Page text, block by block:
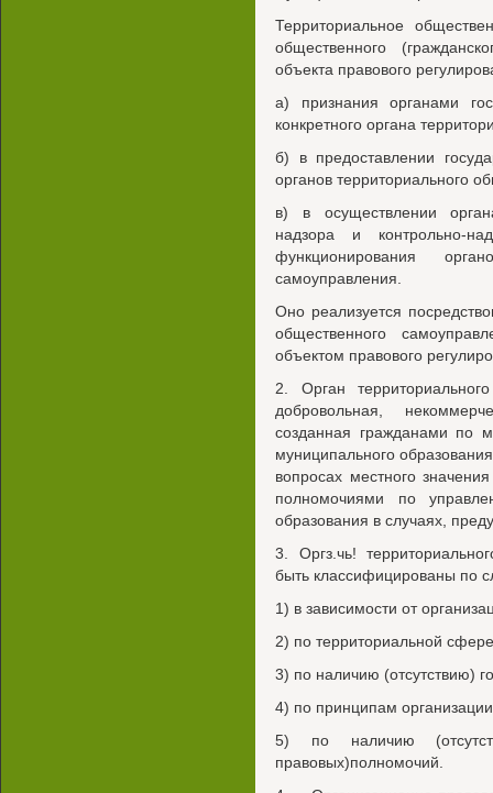
Территориальное
общественного
объекта правового
а) признания органами
конкретного органа
б) в предоставлении
органов территориального
в) в осуществлении
надзора и контрольно-
функционирования
самоуправления.
Оно реализуется
общественного
объектом правового
2. Орган
добровольная,
созданная гражданами по
муниципального
вопросах местного
полномочиями по
образования в случаях,
3. Оргз.чь!
быть классифицированы по
1) в зависимости от
2) по территориальной
3) по наличию (отсутствию)
4) по принципам
5) по наличию
правовых)полномочий.